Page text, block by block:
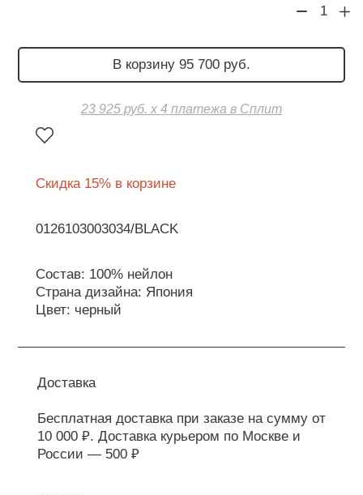
1
В корзину 95 700 руб.
23 925 руб. х 4 платежа в Сплит
Скидка 15% в корзине
0126103003034/BLACK
Состав: 100% нейлон
Страна дизайна: Япония
Цвет: черный
Доставка
Бесплатная доставка при заказе на сумму от
10 000 ₽. Доставка курьером по Москве и
России — 500 ₽